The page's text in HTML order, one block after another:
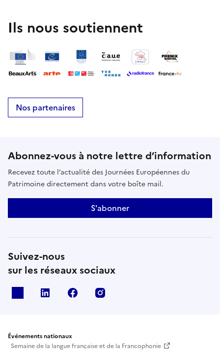
Ils nous soutiennent
Nos partenaires
Abonnez-vous à notre lettre d’information
Recevez toute l’actualité des Journées Européennes du
Patrimoine directement dans votre boîte mail.
S'abonner
Suivez-nous
sur les réseaux sociaux
Linkedin Facebook
Événements nationaux
Semaine de la langue française et de la Francophonie